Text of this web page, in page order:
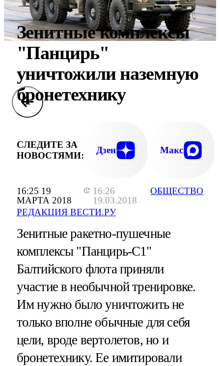
16:25 19
МАРТА 2018
16:26
19.03.2018
РЕДАКЦИЯ ВЕСТИ.РУ
ОБЩЕСТВО
Зенитные комплексы
"Панцирь"
уничтожили наземную
бронетехнику
СЛЕДИТЕ ЗА
НОВОСТЯМИ:
Дзен Макс
Зенитные ракетно-пушечные
комплексы "Панцирь-С1"
Балтийского флота приняли
участие в необычной тренировке.
Им нужно было уничтожить не
только вполне обычные для себя
цели, вроде вертолетов, но и
бронетехнику. Ее имитировали